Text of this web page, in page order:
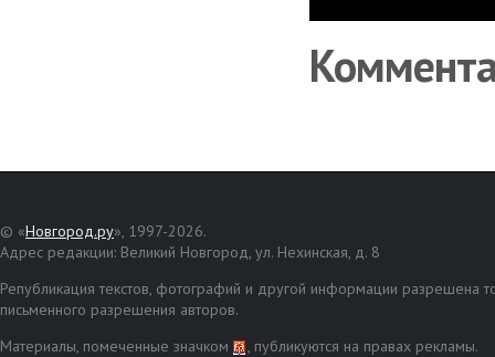
© «Новгород.ру», 1997-2026.
Адрес редакции: Великий Новгород, ул. Нехинская, д. 8
Републикация текстов, фотографий и другой информации разрешена
письменного разрешения авторов.
Материалы, помеченные значком
, публикуются на правах рекламы.